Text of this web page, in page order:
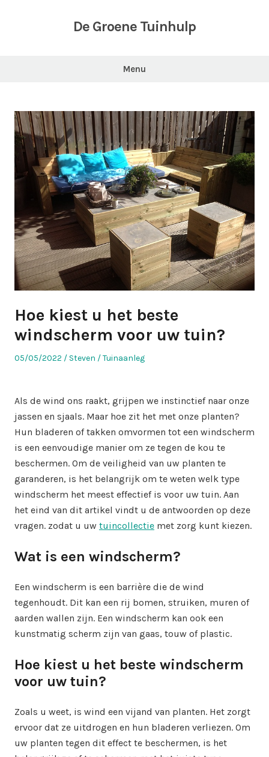
De Groene Tuinhulp
Menu
Hoe kiest u het beste
windscherm voor uw tuin?
Posted
05/05/2022 Author
Steven
Posted
Tuinaanleg
Als de wind ons raakt, grijpen we instinctief naar onze
jassen en sjaals. Maar hoe zit het met onze planten?
Hun bladeren of takken omvormen tot een windscherm
is een eenvoudige manier om ze tegen de kou te
beschermen. Om de veiligheid van uw planten te
garanderen, is het belangrijk om te weten welk type
windscherm het meest effectief is voor uw tuin. Aan
het eind van dit artikel vindt u de antwoorden op deze
vragen. zodat u uw tuincollectie met zorg kunt kiezen.
Wat is een windscherm?
Een windscherm is een barrière die de wind
tegenhoudt. Dit kan een rij bomen, struiken, muren of
aarden wallen zijn. Een windscherm kan ook een
kunstmatig scherm zijn van gaas, touw of plastic.
Hoe kiest u het beste windscherm
voor uw tuin?
Zoals u weet, is wind een vijand van planten. Het zorgt
ervoor dat ze uitdrogen en hun bladeren verliezen. Om
uw planten tegen dit effect te beschermen, is het